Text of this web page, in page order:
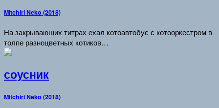
Mitchiri Neko (2018)
На закрывающих титрах ехал котоавтобус с котооркестром в
толпе разноцветных котиков…
соусник
Mitchiri Neko (2018)